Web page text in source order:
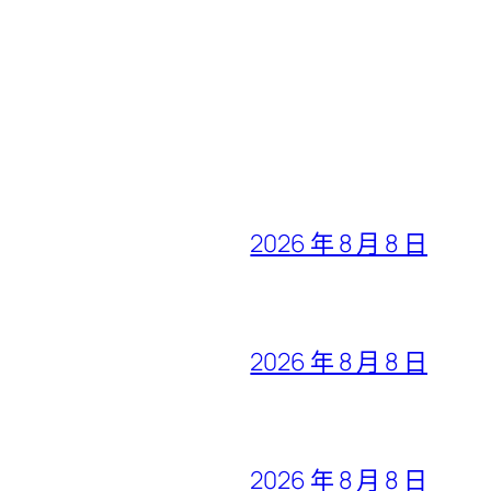
2026 年 8 月 8 日
2026 年 8 月 8 日
2026 年 8 月 8 日